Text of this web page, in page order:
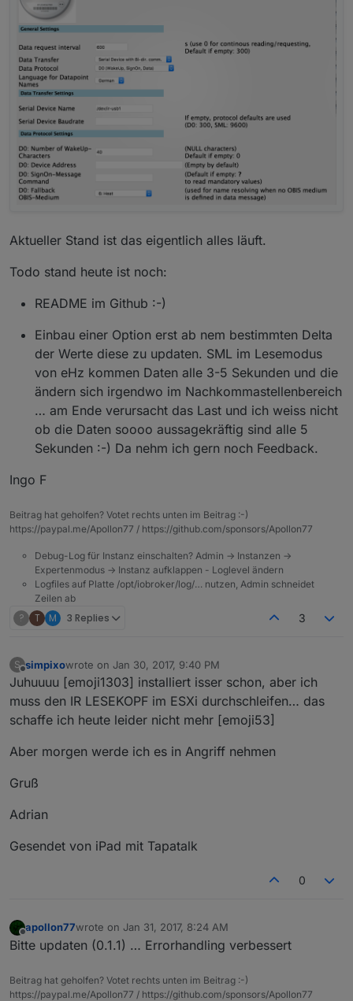
Aktueller Stand ist das eigentlich alles läuft.
Todo stand heute ist noch:
README im Github :-)
Einbau einer Option erst ab nem bestimmten Delta
der Werte diese zu updaten. SML im Lesemodus
von eHz kommen Daten alle 3-5 Sekunden und die
ändern sich irgendwo im Nachkommastellenbereich
… am Ende verursacht das Last und ich weiss nicht
ob die Daten soooo aussagekräftig sind alle 5
Sekunden :-) Da nehm ich gern noch Feedback.
Ingo F
Beitrag hat geholfen? Votet rechts unten im Beitrag :-)
https://paypal.me/Apollon77 / https://github.com/sponsors/Apollon77
Debug-Log für Instanz einschalten? Admin -> Instanzen ->
Expertenmodus -> Instanz aufklappen - Loglevel ändern
Logfiles auf Platte /opt/iobroker/log/… nutzen, Admin schneidet
Zeilen ab
? T M 3 Replies 3
S
Offline
simpixowrote on Jan 30, 2017, 9:40 PM
last edited by
Juhuuuu [emoji1303] installiert isser schon, aber ich
muss den IR LESEKOPF im ESXi durchschleifen… das
schaffe ich heute leider nicht mehr [emoji53]
Aber morgen werde ich es in Angriff nehmen
Gruß
Adrian
Gesendet von iPad mit Tapatalk
0
Offline
apollon77wrote on Jan 31, 2017, 8:24 AM
last edited by
Bitte updaten (0.1.1) … Errorhandling verbessert
Beitrag hat geholfen? Votet rechts unten im Beitrag :-)
https://paypal.me/Apollon77 / https://github.com/sponsors/Apollon77